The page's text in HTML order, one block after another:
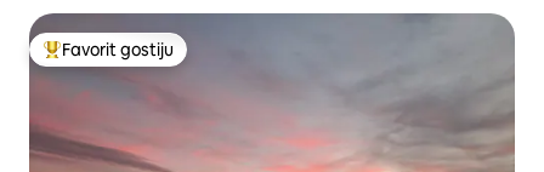
Glavni favorit gostiju
Favorit gostiju